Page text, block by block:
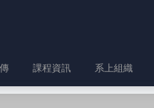
課程資訊 系上組織